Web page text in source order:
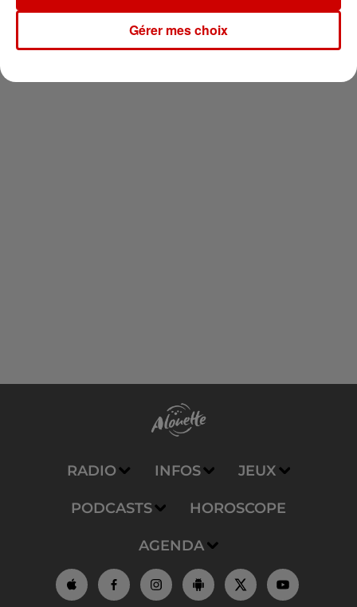
Newsletter
RADIO INFOS JEUX
PODCASTS HOROSCOPE
AGENDA
Gérer mes choix